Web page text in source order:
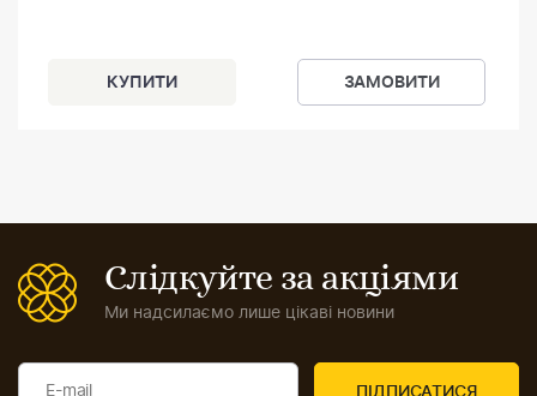
ЗАМОВИТИ
Слідкуйте за акціями
Ми надсилаємо лише цікаві новини